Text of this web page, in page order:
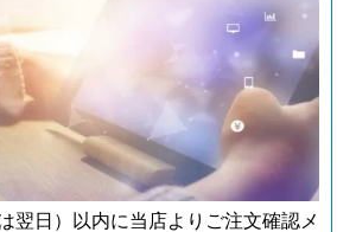
翌日）以内に当店よりご注文確認メ